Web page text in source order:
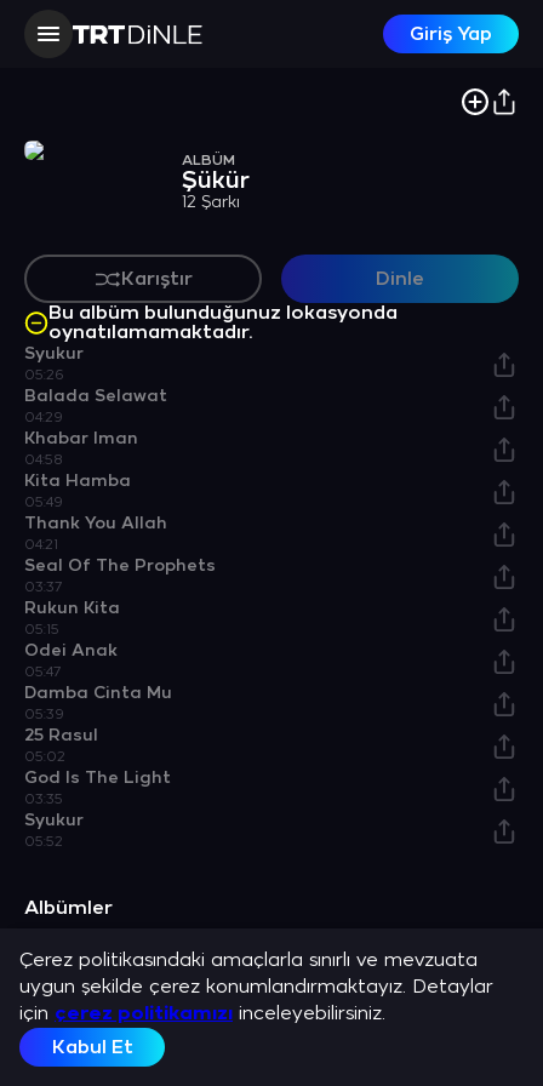
Giriş Yap
ALBÜM
Şükür
12 Şarkı
Karıştır
Dinle
Bu albüm bulunduğunuz lokasyonda
oynatılamamaktadır.
Syukur
05:26
Balada Selawat
04:29
Khabar lman
04:58
Kita Hamba
05:49
Thank You Allah
04:21
Seal Of The Prophets
03:37
Rukun Kita
05:15
Odei Anak
05:47
Damba Cinta Mu
05:39
25 Rasul
05:02
God Is The Light
03:35
Syukur
05:52
Albümler
Bismillah
Albüm
Allah’a Övgüler
Albüm
Açıklama
Grup Raihan ve en sevilen şarkılarını dinle.
Çerez politikasındaki amaçlarla sınırlı ve mevzuata
uygun şekilde çerez konumlandırmaktayız. Detaylar
için çerez politikamızı inceleyebilirsiniz.
Kabul Et